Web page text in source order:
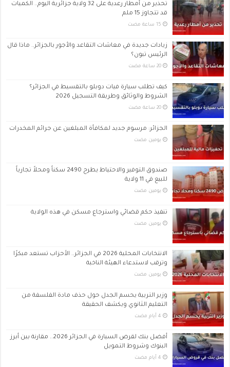
تحذير من أمطار رعدية على 32 ولاية جزائرية اليوم.. الكميات
قد تتجاوز 15 ملم
زيادات جديدة في معاشات التقاعد والأجور بالجزائر.. ماذا قال
الرئيس تبون؟
‏20 ساعة مضت
كيف تطلب سيارة فيات دوبلو بالتقسيط في الجزائر؟
الشروط والوثائق وطريقة التسجيل 2026
‏20 ساعة مضت
الجزائر: مرسوم جديد لمكافأة المبلغين عن جرائم المخدرات
‏يومين مضت
صندوق التوفير والاحتياط يطرح 2490 سكناً ومحلاً تجارياً
للبيع في 11 ولاية
‏يومين مضت
تنفيذ حكم قضائي واسترجاع مسكن في هذه الولاية
‏يومين مضت
الانتخابات المحلية 2026 في الجزائر.. الأحزاب تستعد مبكرًا
وترقب لاستدعاء الهيئة الناخبة
‏يومين مضت
وزير التربية يحسم الجدل حول حذف مادة الفلسفة من
التعليم الثانوي ويكشف الحقيقة
أفضل بنك لقرض السيارة في الجزائر 2026.. مقارنة بين أبرز
البنوك وشروط التمويل